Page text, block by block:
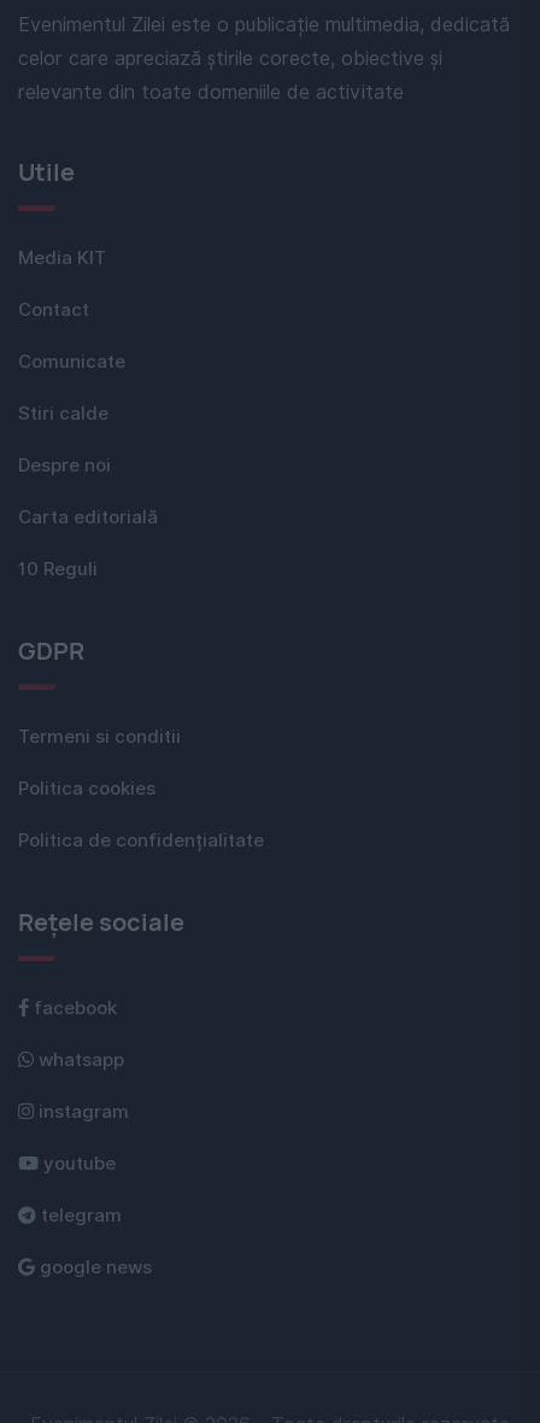
Evenimentul Zilei este o publicație multimedia, dedicată
celor care apreciază știrile corecte, obiective și
relevante din toate domeniile de activitate
Utile
Media KIT
Contact
Comunicate
Stiri calde
Despre noi
Carta editorială
10 Reguli
GDPR
Termeni si conditii
Politica cookies
Politica de confidențialitate
Rețele sociale
facebook
whatsapp
instagram
youtube
telegram
google news